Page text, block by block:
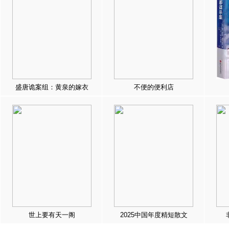
盛唐诡案组：黄泉的嫁衣 不便的便利店
世上要有天一阁 2025中国年度精短散文